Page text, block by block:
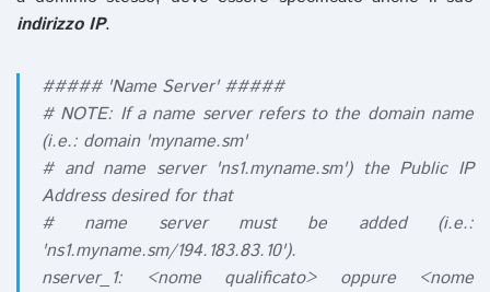
indirizzo IP.
##### 'Name Server' #####
# NOTE: If a name server refers to the domain name
(i.e.: domain 'myname.sm'
# and name server 'ns1.myname.sm') the Public IP
Address desired for that
# name server must be added (i.e.:
'ns1.myname.sm/194.183.83.10').
nserver_1: <nome qualificato> oppure <nome